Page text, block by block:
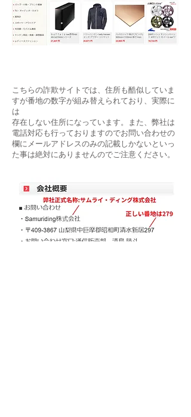
​こちらの詐欺サイトでは、住所も酷似していま
すが番地の数字が組み替えられており、実際に
は
存在しない住所になっています。また、弊社は
電話対応も行っておりますのでお問い合わせの
欄にメールアドレスのみの記載しかないといっ
た事は絶対にありませんのでご注意ください。